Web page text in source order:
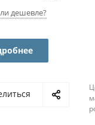
дешевле?